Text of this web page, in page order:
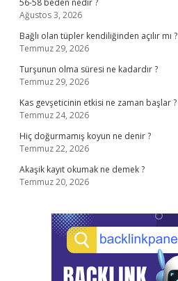
56-58 beden nedir ?
Ağustos 3, 2026
Bağlı olan tüpler kendiliğinden açılır mı ?
Temmuz 29, 2026
Turşunun olma süresi ne kadardır ?
Temmuz 29, 2026
Kas gevşeticinin etkisi ne zaman başlar ?
Temmuz 24, 2026
Hiç doğurmamış koyun ne denir ?
Temmuz 22, 2026
Akaşik kayıt okumak ne demek ?
Temmuz 20, 2026